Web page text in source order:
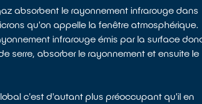
absorbent le rayonnement infrarouge dans
qu'on appelle la fenêtre atmosphérique.
infrarouge émis par la surface
serre, absorber le rayonnement et ensuite le
c'est d'autant plus préoccupant qu'il en